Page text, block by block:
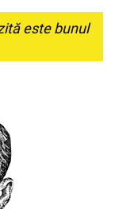
este bunul